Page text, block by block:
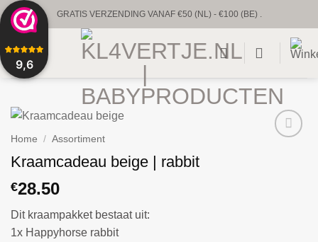
9,6
Ga
naar
inhoud
GRATIS VERZENDING VANAF €50 (NL) - €100 (BE) .
UNIEKE BABYPRODUCTEN & GEPERSONALISEERD
VOORRAAD VERZENDING BINNEN 1 TOT 2 WERKDAGEN.
CUSTUM VERZENDING BINNEN 1-2 WEKEN.
Home / Assortiment
Kraamcadeau beige | rabbit
€28.50
Dit kraampakket bestaat uit:
1x Happyhorse rabbit